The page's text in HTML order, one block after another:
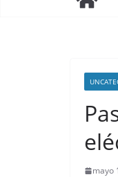
mayo